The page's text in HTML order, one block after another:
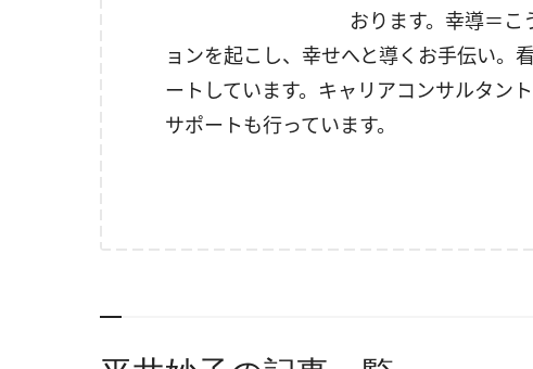
おります。幸導＝
ョンを起こし、幸せへと導くお手伝い。
ートしています。キャリアコンサルタン
サポートも行っています。